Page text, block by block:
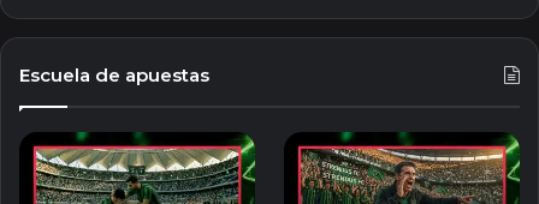
Escuela de apuestas